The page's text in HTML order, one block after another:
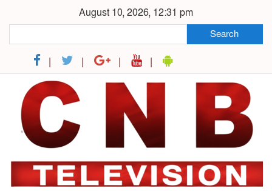
August 10, 2026, 12:31 pm
Search